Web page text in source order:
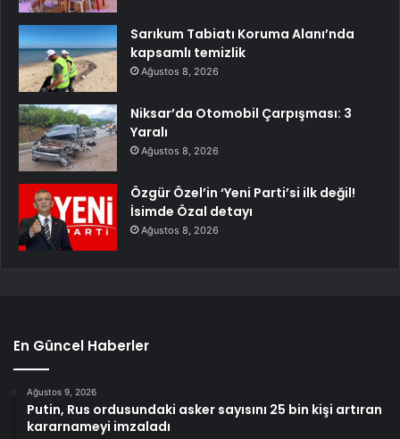
Sarıkum Tabiatı Koruma Alanı’nda
kapsamlı temizlik
Ağustos 8, 2026
Niksar’da Otomobil Çarpışması: 3
Yaralı
Ağustos 8, 2026
Özgür Özel’in ‘Yeni Parti’si ilk değil!
İsimde Özal detayı
Ağustos 8, 2026
En Güncel Haberler
Ağustos 9, 2026
Putin, Rus ordusundaki asker sayısını 25 bin kişi artıran
kararnameyi imzaladı